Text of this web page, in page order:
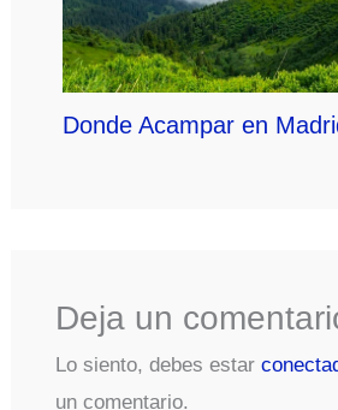
Donde Acampar en
Deja un
Lo siento, debes estar
un comentario.